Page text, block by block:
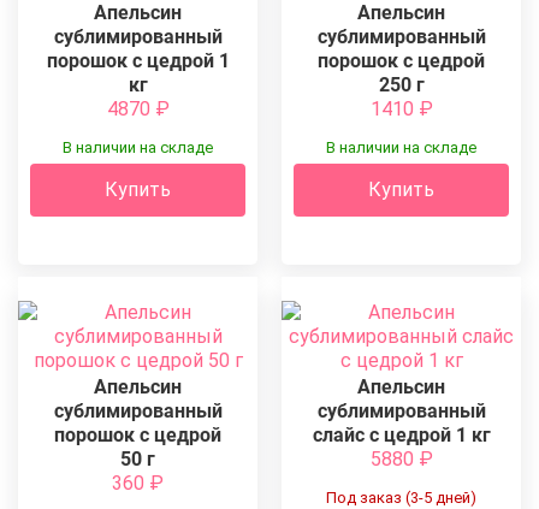
Апельсин
сублимированный
порошок с цедрой 1
кг
4870 ₽
В наличии на складе
Купить
Апельсин
сублимированный
порошок с цедрой
250 г
1410 ₽
В наличии на складе
Купить
Апельсин
сублимированный
порошок с цедрой
50 г
360 ₽
Апельсин
сублимированный
слайс с цедрой 1 кг
5880 ₽
Под заказ (3-5 дней)